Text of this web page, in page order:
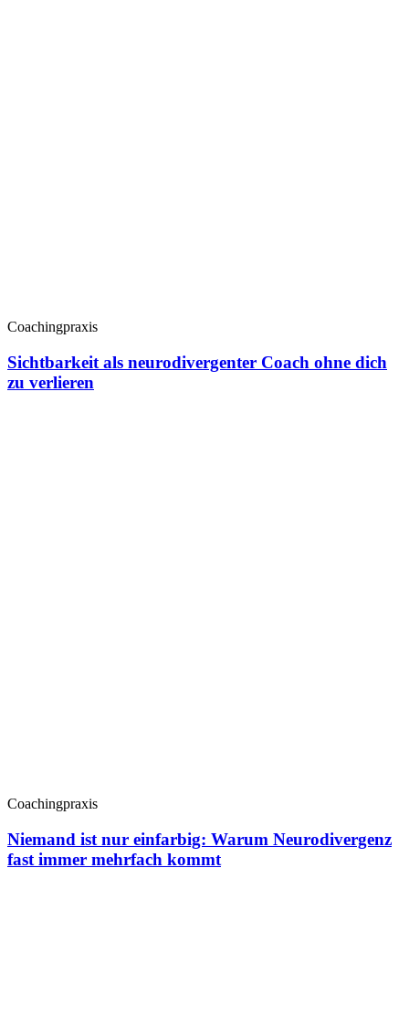
Coachingpraxis
Sichtbarkeit als neurodivergenter Coach ohne dich
zu verlieren
Coachingpraxis
Niemand ist nur einfarbig: Warum Neurodivergenz
fast immer mehrfach kommt